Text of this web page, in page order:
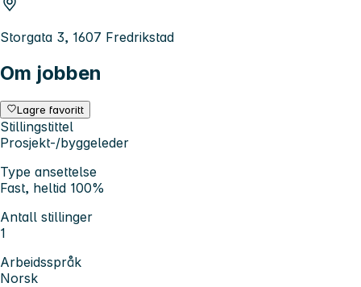
Storgata 3, 1607 Fredrikstad
Om jobben
Lagre favoritt
Stillingstittel
Prosjekt-/byggeleder
Type ansettelse
Fast, heltid 100%
Antall stillinger
1
Arbeidsspråk
Norsk